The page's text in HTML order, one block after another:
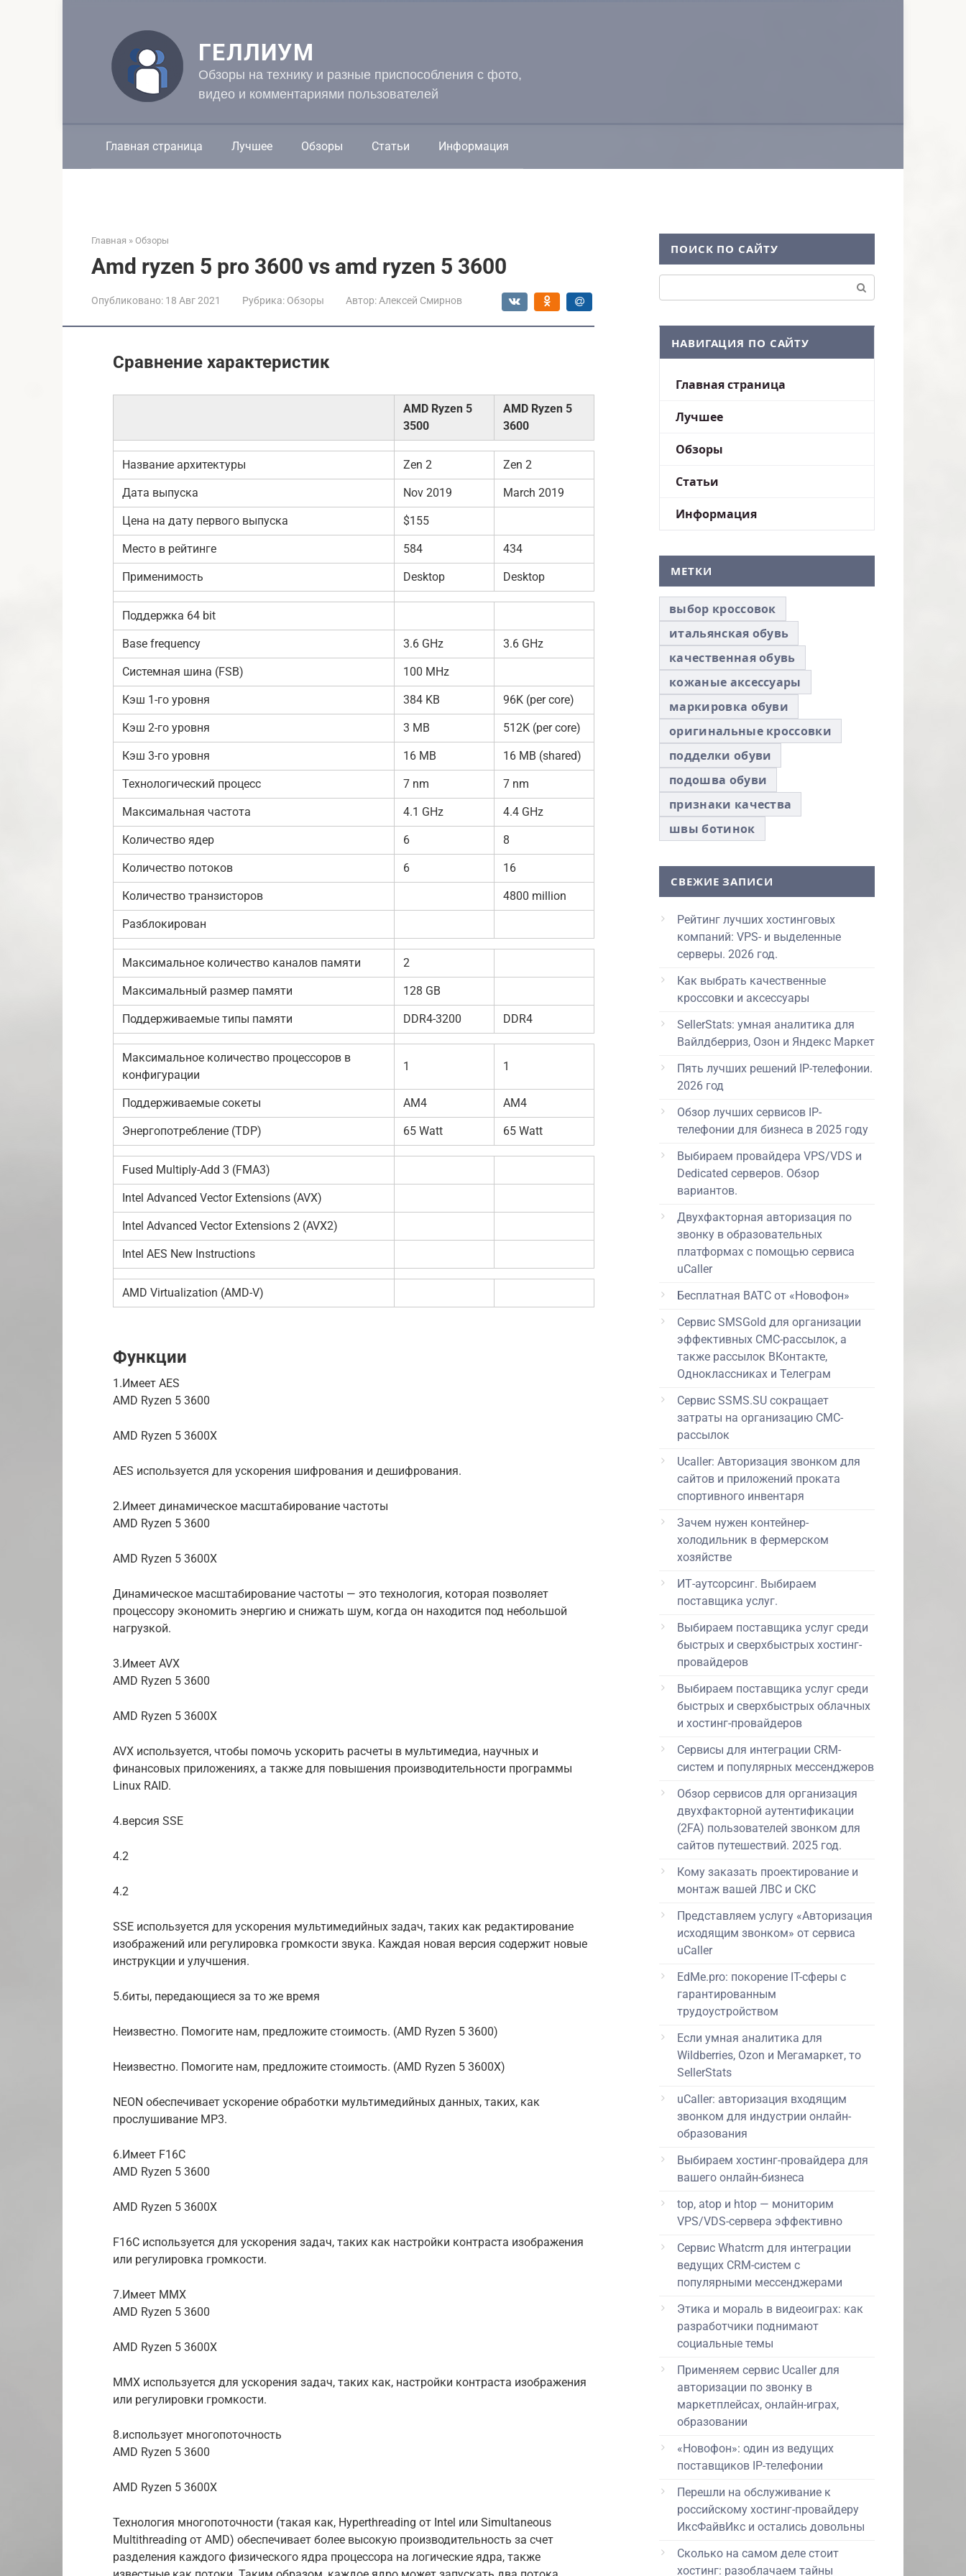
ГЕЛЛИУМ
Обзоры на технику и разные приспособления с фото,
видео и комментариями пользователей
Главная страница Лучшее Обзоры Статьи Информация
Главная » Обзоры
Amd ryzen 5 pro 3600 vs amd ryzen 5 3600
Опубликовано: 18 Авг 2021 Рубрика: Обзоры Автор: Алексей Смирнов
Сравнение характеристик
AMD Ryzen 5
3500
AMD Ryzen 5
3600
Название архитектуры Zen 2 Zen 2
Дата выпуска Nov 2019 March 2019
Цена на дату первого выпуска $155
Место в рейтинге 584 434
Применимость Desktop Desktop
Поддержка 64 bit
Base frequency 3.6 GHz 3.6 GHz
Системная шина (FSB) 100 MHz
Кэш 1-го уровня 384 KB 96K (per core)
Кэш 2-го уровня 3 MB 512K (per core)
Кэш 3-го уровня 16 MB 16 MB (shared)
Технологический процесс 7 nm 7 nm
Максимальная частота 4.1 GHz 4.4 GHz
Количество ядер 6 8
Количество потоков 6 16
Количество транзисторов 4800 million
Разблокирован
Максимальное количество каналов памяти 2
Максимальный размер памяти 128 GB
Поддерживаемые типы памяти DDR4-3200 DDR4
Максимальное количество процессоров в
конфигурации
1 1
Поддерживаемые сокеты AM4 AM4
Энергопотребление (TDP) 65 Watt 65 Watt
Fused Multiply-Add 3 (FMA3)
Intel Advanced Vector Extensions (AVX)
Intel Advanced Vector Extensions 2 (AVX2)
Intel AES New Instructions
AMD Virtualization (AMD-V)
Функции
1.Имеет AES
AMD Ryzen 5 3600
AMD Ryzen 5 3600X
AES используется для ускорения шифрования и дешифрования.
2.Имеет динамическое масштабирование частоты
AMD Ryzen 5 3600
AMD Ryzen 5 3600X
Динамическое масштабирование частоты — это технология, которая позволяет
процессору экономить энергию и снижать шум, когда он находится под небольшой
нагрузкой.
3.Имеет AVX
AMD Ryzen 5 3600
AMD Ryzen 5 3600X
AVX используется, чтобы помочь ускорить расчеты в мультимедиа, научных и
финансовых приложениях, а также для повышения производительности программы
Linux RAID.
4.версия SSE
4.2
4.2
SSE используется для ускорения мультимедийных задач, таких как редактирование
изображений или регулировка громкости звука. Каждая новая версия содержит новые
инструкции и улучшения.
5.биты, передающиеся за то же время
Неизвестно. Помогите нам, предложите стоимость. (AMD Ryzen 5 3600)
Неизвестно. Помогите нам, предложите стоимость. (AMD Ryzen 5 3600X)
NEON обеспечивает ускорение обработки мультимедийных данных, таких, как
прослушивание MP3.
6.Имеет F16C
AMD Ryzen 5 3600
AMD Ryzen 5 3600X
F16C используется для ускорения задач, таких как настройки контраста изображения
или регулировка громкости.
7.Имеет MMX
AMD Ryzen 5 3600
AMD Ryzen 5 3600X
MMX используется для ускорения задач, таких как, настройки контраста изображения
или регулировки громкости.
8.использует многопоточность
AMD Ryzen 5 3600
AMD Ryzen 5 3600X
Технология многопоточности (такая как, Hyperthreading от Intel или Simultaneous
Multithreading от AMD) обеспечивает более высокую производительность за счет
разделения каждого физического ядра процессора на логические ядра, также
ПОИСК ПО САЙТУ
НАВИГАЦИЯ ПО САЙТУ
Главная страница
Лучшее
Обзоры
Статьи
Информация
МЕТКИ
выбор кроссовок
итальянская обувь
качественная обувь
кожаные аксессуары
маркировка обуви
оригинальные кроссовки
подделки обуви
подошва обуви
признаки качества
швы ботинок
СВЕЖИЕ ЗАПИСИ
Рейтинг лучших хостинговых
компаний: VPS- и выделенные
серверы. 2026 год.
Как выбрать качественные
кроссовки и аксессуары
SellerStats: умная аналитика для
Вайлдберриз, Озон и Яндекс Маркет
Пять лучших решений IP-телефонии.
2026 год
Обзор лучших сервисов IP-
телефонии для бизнеса в 2025 году
Выбираем провайдера VPS/VDS и
Dedicated серверов. Обзор
вариантов.
Двухфакторная авторизация по
звонку в образовательных
платформах с помощью сервиса
uCaller
Бесплатная ВАТС от «Новофон»
Сервис SMSGold для организации
эффективных СМС-рассылок, а
также рассылок ВКонтакте,
Одноклассниках и Телеграм
Сервис SSMS.SU сокращает
затраты на организацию СМС-
рассылок
Ucaller: Авторизация звонком для
сайтов и приложений проката
спортивного инвентаря
Зачем нужен контейнер-
холодильник в фермерском
хозяйстве
ИТ-аутсорсинг. Выбираем
поставщика услуг.
Выбираем поставщика услуг среди
быстрых и сверхбыстрых хостинг-
провайдеров
Выбираем поставщика услуг среди
быстрых и сверхбыстрых облачных
и хостинг-провайдеров
Сервисы для интеграции CRM-
систем и популярных мессенджеров
Обзор сервисов для организация
двухфакторной аутентификации
(2FA) пользователей звонком для
сайтов путешествий. 2025 год.
Кому заказать проектирование и
монтаж вашей ЛВС и СКС
Представляем услугу «Авторизация
исходящим звонком» от сервиса
uCaller
EdMe.pro: покорение IT-сферы с
гарантированным
трудоустройством
Если умная аналитика для
Wildberries, Ozon и Мегамаркет, то
SellerStats
uCaller: авторизация входящим
звонком для индустрии онлайн-
образования
Выбираем хостинг-провайдера для
вашего онлайн-бизнеса
top, atop и htop — мониторим
VPS/VDS-сервера эффективно
Сервис Whatcrm для интеграции
ведущих CRM-систем с
популярными мессенджерами
Этика и мораль в видеоиграх: как
разработчики поднимают
социальные темы
Применяем сервис Ucaller для
авторизации по звонку в
маркетплейсах, онлайн-играх,
образовании
«Новофон»: один из ведущих
поставщиков IP-телефонии
Перешли на обслуживание к
российскому хостинг-провайдеру
ИксФайвИкс и остались довольны
Сколько на самом деле стоит
хостинг: разоблачаем тайны